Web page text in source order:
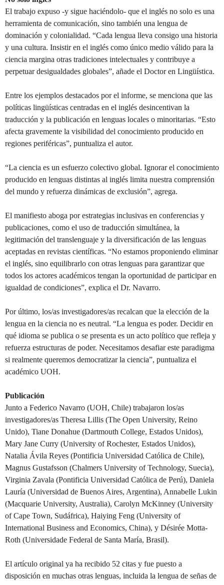
El trabajo expuso -y sigue haciéndolo- que el inglés no solo es una
herramienta de comunicación, sino también una lengua de
dominación y colonialidad. “Cada lengua lleva consigo una historia
y una cultura. Insistir en el inglés como único medio válido para la
ciencia margina otras tradiciones intelectuales y contribuye a
perpetuar desigualdades globales”, añade el Doctor en Lingüística.
Entre los ejemplos destacados por el informe, se menciona que las
políticas lingüísticas centradas en el inglés desincentivan la
traducción y la publicación en lenguas locales o minoritarias. “Esto
afecta gravemente la visibilidad del conocimiento producido en
regiones periféricas”, puntualiza el autor.
“La ciencia es un esfuerzo colectivo global. Ignorar el conocimiento
producido en lenguas distintas al inglés limita nuestra comprensión
del mundo y refuerza dinámicas de exclusión”, agrega.
El manifiesto aboga por estrategias inclusivas en conferencias y
publicaciones, como el uso de traducción simultánea, la
legitimación del translenguaje y la diversificación de las lenguas
aceptadas en revistas científicas. “No estamos proponiendo eliminar
el inglés, sino equilibrarlo con otras lenguas para garantizar que
todos los actores académicos tengan la oportunidad de participar en
igualdad de condiciones”, explica el Dr. Navarro.
Por último, los/as investigadores/as recalcan que la elección de la
lengua en la ciencia no es neutral. “La lengua es poder. Decidir en
qué idioma se publica o se presenta es un acto político que refleja y
refuerza estructuras de poder. Necesitamos desafiar este paradigma
si realmente queremos democratizar la ciencia”, puntualiza el
académico UOH.
Publicación
Junto a Federico Navarro (UOH, Chile) trabajaron los/as
investigadores/as Theresa Lillis (The Open University, Reino
Unido), Tiane Donahue (Dartmouth College, Estados Unidos),
Mary Jane Curry (University of Rochester, Estados Unidos),
Natalia Ávila Reyes (Pontificia Universidad Católica de Chile),
Magnus Gustafsson (Chalmers University of Technology, Suecia),
Virginia Zavala (Pontificia Universidad Católica de Perú), Daniela
Lauría (Universidad de Buenos Aires, Argentina), Annabelle Lukin
(Macquarie University, Australia), Carolyn McKinney (University
of Cape Town, Sudáfrica), Haiying Feng (University of
International Business and Economics, China), y Désirée Motta-
Roth (Universidade Federal de Santa María, Brasil).
El artículo original ya ha recibido 52 citas y fue puesto a
disposición en muchas otras lenguas, incluida la lengua de señas de